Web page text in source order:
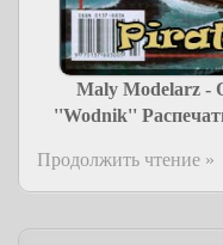
Maly Modelarz -
''Wodnik''
Продолжить чтение »